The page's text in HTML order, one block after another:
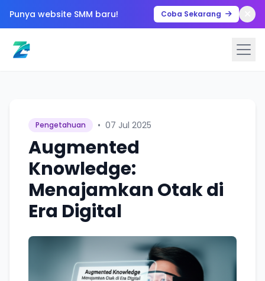
Punya website SMM baru! Coba Sekarang
Pengetahuan • 07 Jul 2025
Augmented
Knowledge:
Menajamkan Otak di
Era Digital